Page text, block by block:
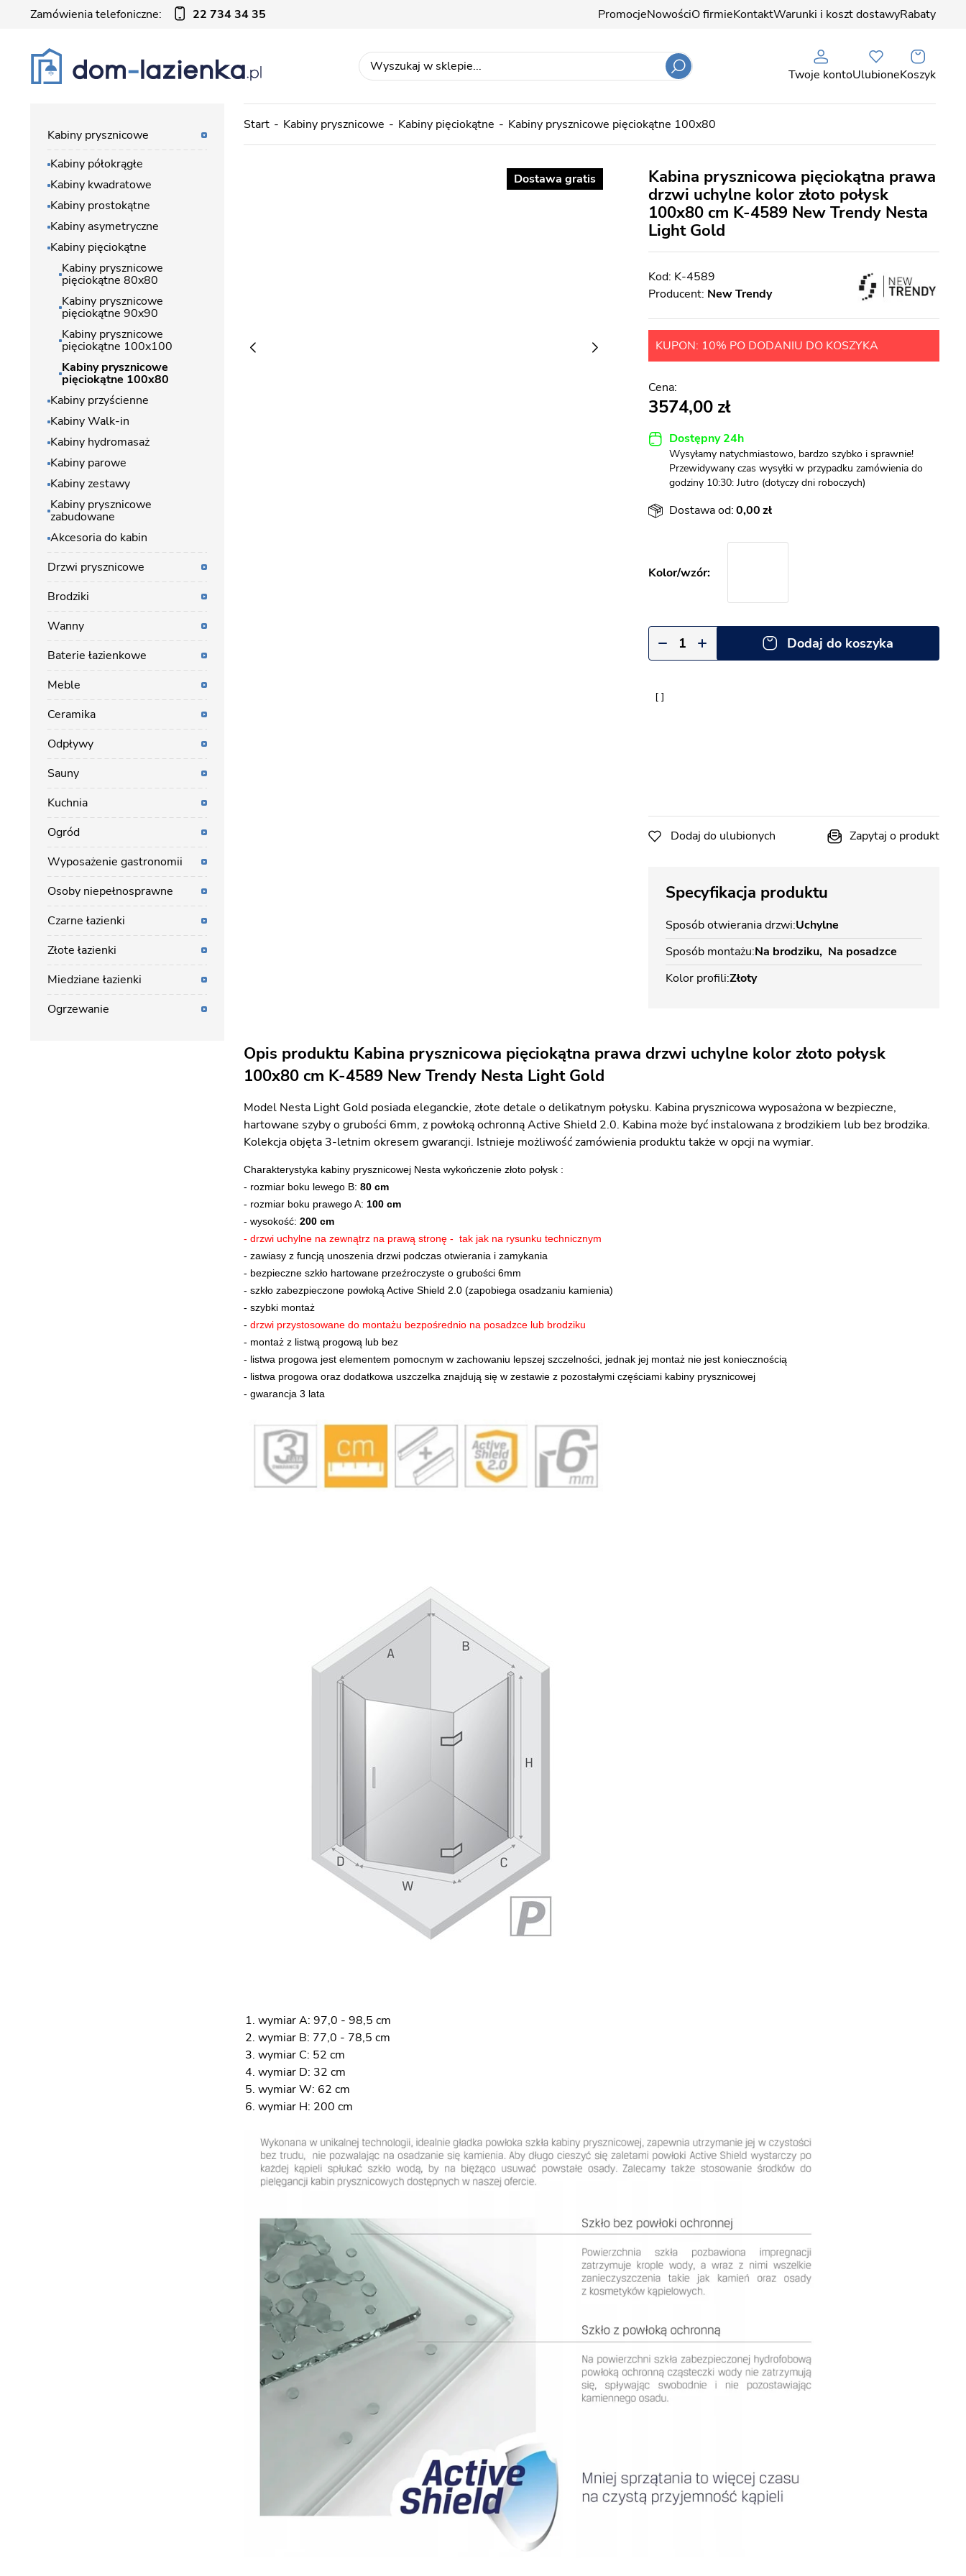
Zamówienia telefoniczne: 22 734 34 35 PromocjeNowościO firmieKontaktWarunki i koszt dostawyRabaty
Twoje kontoUlubioneKoszyk
Start Kabiny prysznicowe Kabiny pięciokątne Kabiny prysznicowe pięciokątne 100x80
Dostawa gratis
Kabina prysznicowa pięciokątna prawa
drzwi uchylne kolor złoto połysk
100x80 cm K-4589 New Trendy Nesta
Light Gold
K-4589
Producent: New Trendy
KUPON: 10% PO DODANIU DO KOSZYKA
3574,00
Dostępny 24h
Wysyłamy natychmiastowo, bardzo szybko i sprawnie!
Przewidywany czas wysyłki w przypadku zamówienia do
godziny 10:30: Jutro (dotyczy dni roboczych)
Dostawa od:0,00
Dodaj do koszyka
Dodaj do ulubionych Zapytaj o produkt
Specyfikacja produktu
Sposób otwierania drzwi Uchylne
Sposób montażu Na brodziku Na posadzce
Kolor profili Złoty
Opis produktu Kabina prysznicowa pięciokątna prawa drzwi uchylne kolor złoto połysk
100x80 cm K-4589 New Trendy Nesta Light Gold
Model Nesta Light Gold posiada eleganckie, złote detale o delikatnym połysku. Kabina prysznicowa wyposażona w bezpieczne,
hartowane szyby o grubości 6mm, z powłoką ochronną Active Shield 2.0. Kabina może być instalowana z brodzikiem lub bez brodzika.
Kolekcja objęta 3-letnim okresem gwarancji. Istnieje możliwość zamówienia produktu także w opcji na wymiar.
Charakterystyka kabiny prysznicowej Nesta wykończenie złoto połysk :
- rozmiar boku lewego B: 80 cm
- rozmiar boku prawego A: 100 cm
- wysokość: 200 cm
- drzwi uchylne na zewnątrz na prawą stronę - tak jak na rysunku technicznym
- zawiasy z funcją unoszenia drzwi podczas otwierania i zamykania
- bezpieczne szkło hartowane przeźroczyste o grubości 6mm
- szkło zabezpieczone powłoką Active Shield 2.0 (zapobiega osadzaniu kamienia)
- szybki montaż
- drzwi przystosowane do montażu bezpośrednio na posadzce lub brodziku
- montaż z listwą progową lub bez
- listwa progowa jest elementem pomocnym w zachowaniu lepszej szczelności, jednak jej montaż nie jest koniecznością
- listwa progowa oraz dodatkowa uszczelka znajdują się w zestawie z pozostałymi częściami kabiny prysznicowej
- gwarancja 3 lata
wymiar A: 97,0 - 98,5 cm
wymiar B: 77,0 - 78,5 cm
wymiar C: 52 cm
wymiar D: 32 cm
wymiar W: 62 cm
wymiar H: 200 cm
Kabiny prysznicowe
Kabiny półokrągłe
Kabiny kwadratowe
Kabiny prostokątne
Kabiny asymetryczne
Kabiny pięciokątne
Kabiny prysznicowe
pięciokątne 80x80
Kabiny prysznicowe
pięciokątne 90x90
Kabiny prysznicowe
pięciokątne 100x100
Kabiny prysznicowe
pięciokątne 100x80
Kabiny przyścienne
Kabiny Walk-in
Kabiny hydromasaż
Kabiny parowe
Kabiny zestawy
Kabiny prysznicowe
zabudowane
Akcesoria do kabin
Drzwi prysznicowe
Brodziki
Wanny
Baterie łazienkowe
Meble
Ceramika
Odpływy
Sauny
Kuchnia
Ogród
Wyposażenie gastronomii
Osoby niepełnosprawne
Czarne łazienki
Złote łazienki
Miedziane łazienki
Ogrzewanie